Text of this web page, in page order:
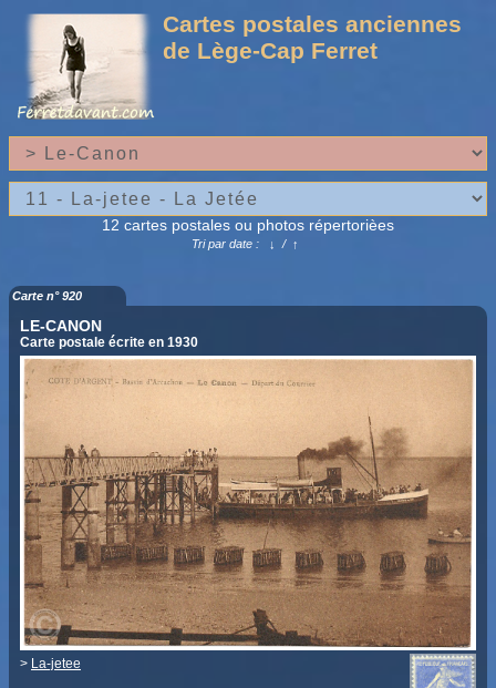
Cartes postales anciennes
de Lège-Cap Ferret
12 cartes postales ou photos répertorièes
Tri par date : ↓ /↑
Carte n° 920
LE-CANON
Carte postale écrite en 1930
> La-jetee